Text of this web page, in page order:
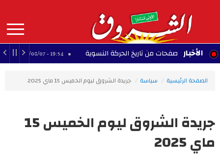
contenu
principal
MAIN
NAVIGATION الأخبارصفحات من تاريخ الحركة النسوية 19:54 - 2026/08/07
الصفحة الرئيسية سياسة جريدة الشروق ليوم الخميس 15 ماي 2025
جريدة الشروق ليوم الخميس 15
ماي 2025